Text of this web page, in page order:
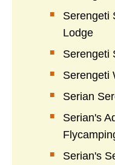
Serengeti
Lodge
Serengeti
Serengeti
Serian
Serian's
Serian's